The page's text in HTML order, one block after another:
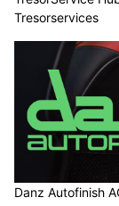
Tresorservices
Danz Autofinish